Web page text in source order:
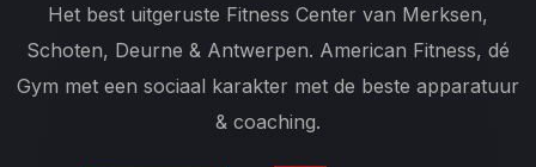
Het best uitgeruste Fitness Center van Merksen,
Schoten, Deurne & Antwerpen. American Fitness, dé
Gym met een sociaal karakter met de beste apparatuur
& coaching.